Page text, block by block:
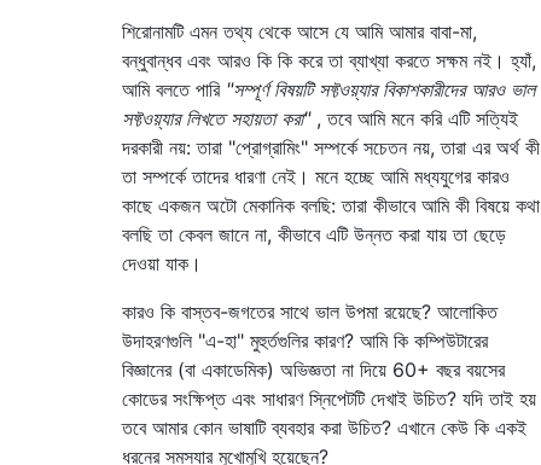
শিরোনামটি এমন তথ্য থেকে আসে যে আমি আমার বাবা-মা,
বন্ধুবান্ধব এবং আরও কি কি করে তা ব্যাখ্যা করতে সক্ষম নই। হ্যাঁ,
আমি বলতে পারি "সম্পূর্ণ বিষয়টি সফ্টওয়্যার বিকাশকারীদের আরও ভাল
সফ্টওয়্যার লিখতে সহায়তা করা", তবে আমি মনে করি এটি সত্যিই
দরকারী নয়: তারা "প্রোগ্রামিং" সম্পর্কে সচেতন নয়, তারা এর অর্থ কী
তা সম্পর্কে তাদের ধারণা নেই। মনে হচ্ছে আমি মধ্যযুগের কারও
কাছে একজন অটো মেকানিক বলছি: তারা কীভাবে আমি কী বিষয়ে কথা
বলছি তা কেবল জানে না, কীভাবে এটি উন্নত করা যায় তা ছেড়ে
দেওয়া যাক।
কারও কি বাস্তব-জগতের সাথে ভাল উপমা রয়েছে? আলোকিত
উদাহরণগুলি "এ-হা" মুহুর্তগুলির কারণ? আমি কি কম্পিউটারের
বিজ্ঞানের (বা একাডেমিক) অভিজ্ঞতা না দিয়ে 60+ বছর বয়সের
কোডের সংক্ষিপ্ত এবং সাধারণ স্নিপেটটি দেখাই উচিত? যদি তাই হয়
তবে আমার কোন ভাষাটি ব্যবহার করা উচিত? এখানে কেউ কি একই
ধরনের সমস্যার মুখোমুখি হয়েছেন?